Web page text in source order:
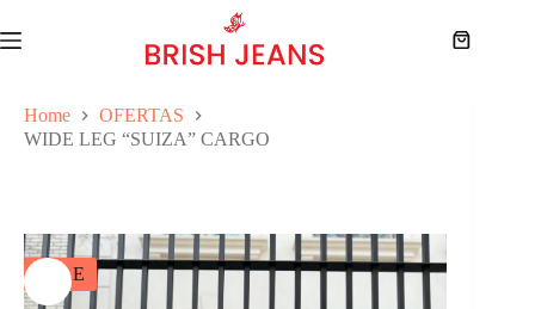
to
content
Shopping
Home
OFERTAS
WIDE LEG “SUIZA” CARGO
SALE